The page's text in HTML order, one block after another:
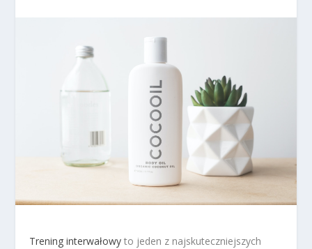
Trening interwałowy to jeden z najskuteczniejszych